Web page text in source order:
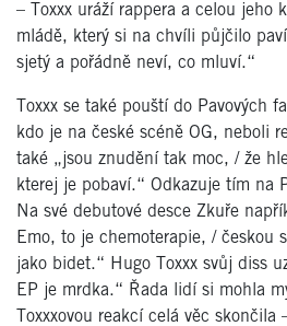
– Toxxx uráží rappera a celou jeho
mládě, který si na chvíli půjčilo
sjetý a pořádně neví, co mluví.“
Toxxx se také pouští do Pavových
kdo je na české scéně OG, neboli
také „jsou znudění tak moc, / že
kterej je pobaví.“ Odkazuje tím na
Na své debutové desce Zkuře
Emo, to je chemoterapie, / českou
jako bidet.“ Hugo Toxxx svůj diss
EP je mrdka.“ Řada lidí si mohla
Toxxxovou reakcí celá věc